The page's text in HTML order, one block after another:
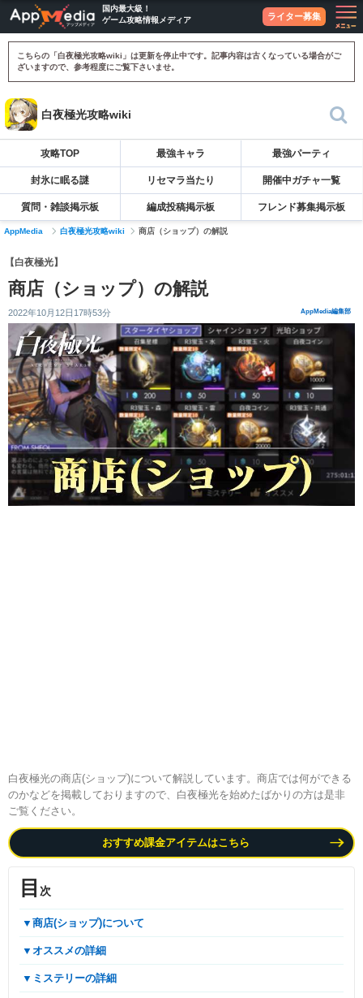
国内最大級！
ゲーム攻略情報メディア
ライター募集
こちらの「白夜極光攻略wiki」は更新を停止中です。記事内容は古くなっている場合がご
ざいますので、参考程度にご覧下さいませ。
白夜極光攻略wiki
攻略TOP 最強キャラ 最強パーティ
封氷に眠る謎 リセマラ当たり 開催中ガチャ一覧
質問・雑談掲示板 編成投稿掲示板 フレンド募集掲示板
AppMedia 白夜極光攻略wiki 商店（ショップ）の解説
【白夜極光】
商店（ショップ）の解説
2022年10月12日17時53分 AppMedia編集部
白夜極光の商店(ショップ)について解説しています。商店では何ができる
のかなどを掲載しておりますので、白夜極光を始めたばかりの方は是非
ご覧ください。
おすすめ課金アイテムはこちら
目 次
▼商店(ショップ)について
▼オススメの詳細
▼ミステリーの詳細